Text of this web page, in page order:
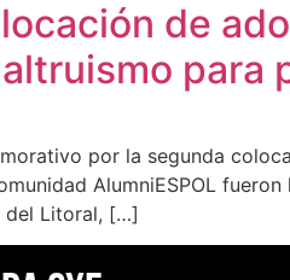
de
para
por la segunda
AlumniESPOL
del Litoral, […]